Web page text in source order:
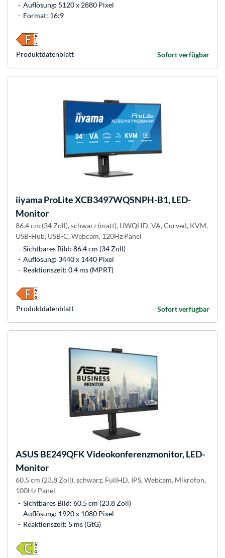
Auflösung: 5120 x 2880 Pixel
Format: 16:9
Sofort verfügbar
Produkt­datenblatt
iiyamaProLite XCB3497WQSNPH-B1, LED-
Monitor
86.4 cm (34 Zoll), schwarz (matt), UWQHD, VA, Curved, KVM,
USB-Hub, USB-C, Webcam, 120Hz Panel
Sichtbares Bild: 86,4 cm (34 Zoll)
Auflösung: 3440 x 1440 Pixel
Reaktionszeit: 0.4 ms (MPRT)
Sofort verfügbar
Produkt­datenblatt
ASUS BE249QFK Videokonferenzmonitor, LED-
Monitor
60.5 cm (23.8 Zoll), schwarz, FullHD, IPS, Webcam, Mikrofon,
100Hz Panel
Sichtbares Bild: 60,5 cm (23,8 Zoll)
Auflösung: 1920 x 1080 Pixel
Reaktionszeit: 5 ms (GtG)